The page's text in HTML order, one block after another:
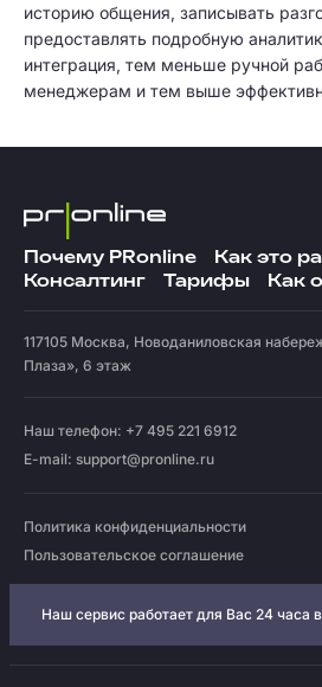
историю общения, записывать
предоставлять подробную
интеграция, тем меньше ручной
менеджерам и тем выше
Почему PRonline
Как это
Консалтинг
Тарифы Как
117105 Москва, Новоданиловская
Плаза», 6 этаж
Наш телефон: +7 495 221 6912
E-mail: support@pronline.ru
Политика конфиденциальности
Пользовательское соглашение
Наш сервис работает для Вас 24 часа